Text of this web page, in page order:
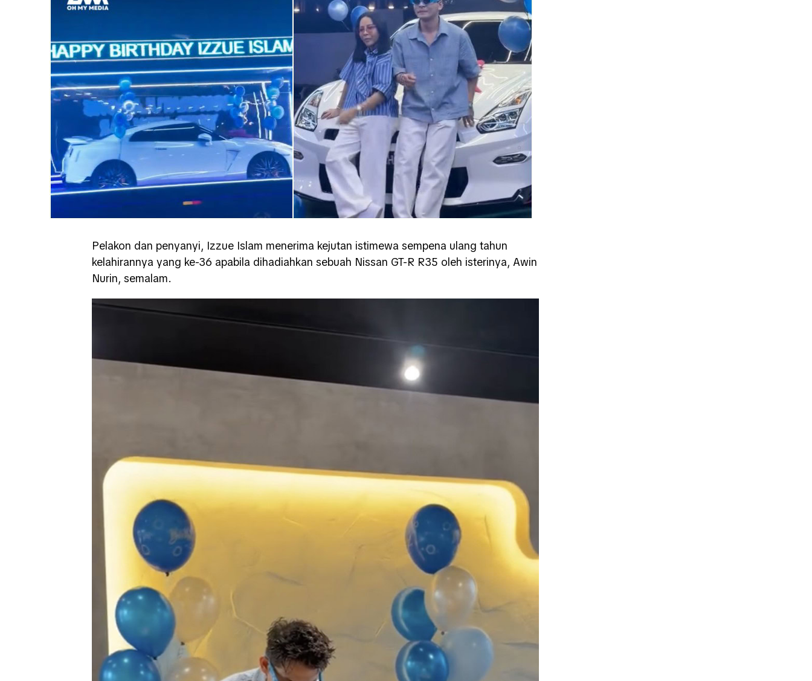
Pelakon dan penyanyi, Izzue Islam menerima kejutan istimewa sempena ulang tahun
kelahirannya yang ke-36 apabila dihadiahkan sebuah Nissan GT-R R35 oleh isterinya, Awin
Nurin, semalam.